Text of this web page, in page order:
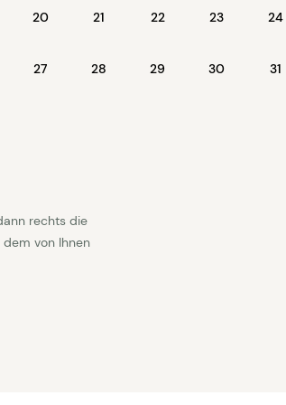
wird Kameraüberwacht, diese
20 21 22 23 24
27 28 29 30 31
rechts die
von Ihnen